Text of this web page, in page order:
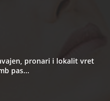
pronari i lokalit vret
pas...